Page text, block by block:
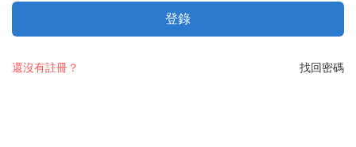
登錄
找回密碼
還沒有註冊？